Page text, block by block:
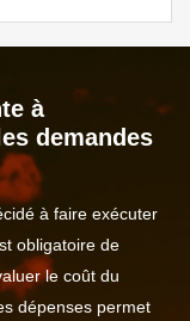
à
demandes
à faire exécuter
obligatoire de
le coût du
dépenses permet